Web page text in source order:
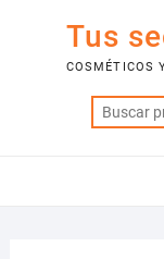
contenido
Tus
COSMÉTICOS